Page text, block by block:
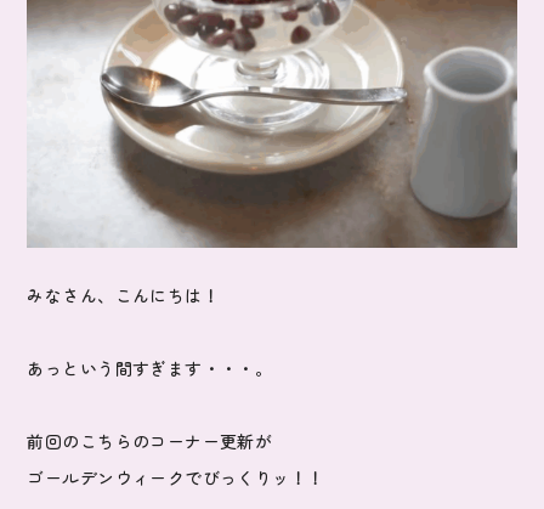
みなさん、こんにちは！
あっという間すぎます・・・。
前回のこちらのコーナー更新が
ゴールデンウィークでびっくりッ！！